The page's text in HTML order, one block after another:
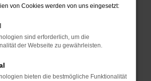
– perfekt für Ihren
von Cookies werden von uns eingesetzt:
sind erforderlich, um die
der Webseite zu gewährleisten.
bieten die bestmögliche Funktionalität